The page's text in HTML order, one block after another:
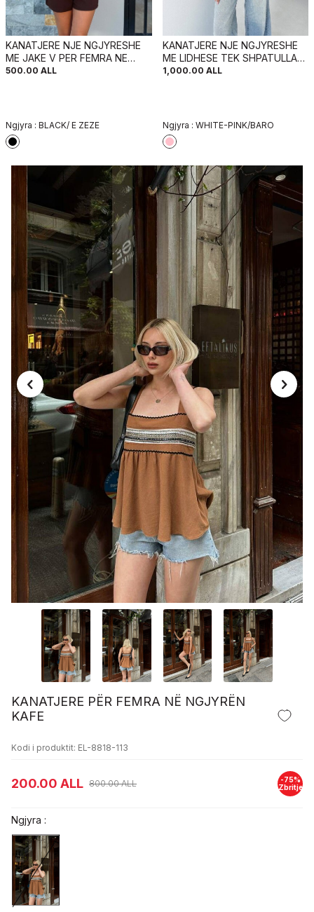
KANATJERE NJE NGJYRESHE
ME JAKE V PER FEMRA NE
NGJYRE TE ZEZE
500.00 ALL
Ngjyra : BLACK/ E ZEZE
KANATJERE NJE NGJYRESHE
ME LIDHESE TEK SHPATULLAT
PER FEMRA NE NGJYRE TE
1,000.00 ALL
Ngjyra : WHITE-PINK/BARO
KANATJERE PËR FEMRA NË NGJYRËN
KAFE
Kodi i produktit: EL-8818-113
800.00ALL
200.00 ALL -75%
Zbritje
Ngjyra :